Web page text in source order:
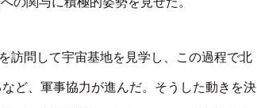
訪問して宇宙基地を見学し、この過程で北
ど、軍事協力が進んだ。そうした動きを決